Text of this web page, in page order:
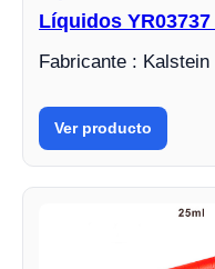
Líquidos YR03737
Fabricante : Kalstein
Ver producto